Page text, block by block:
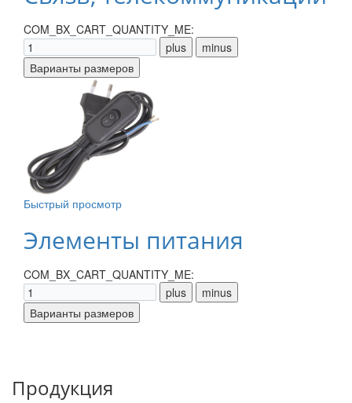
COM_BX_CART_QUANTITY_ME:
Быстрый просмотр
Элементы питания
COM_BX_CART_QUANTITY_ME:
Продукция